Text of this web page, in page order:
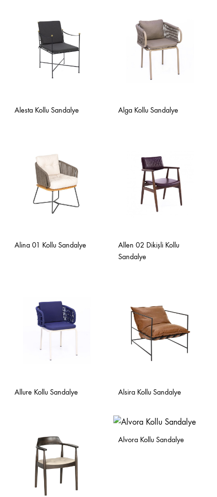
Alesta Kollu Sandalye Alga Kollu Sandalye
Alina 01 Kollu Sandalye
Allen 02 Dikişli Kollu
Sandalye
Allure Kollu Sandalye Alsira Kollu Sandalye
Alvora Kollu Sandalye